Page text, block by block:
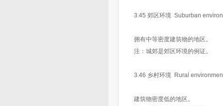
3.45 郊区环境 Suburban
拥有中等密度建筑物的地区。
注：城郊是郊区环境的例证。
3.46 乡村环境 Rural
建筑物密度低的地区。